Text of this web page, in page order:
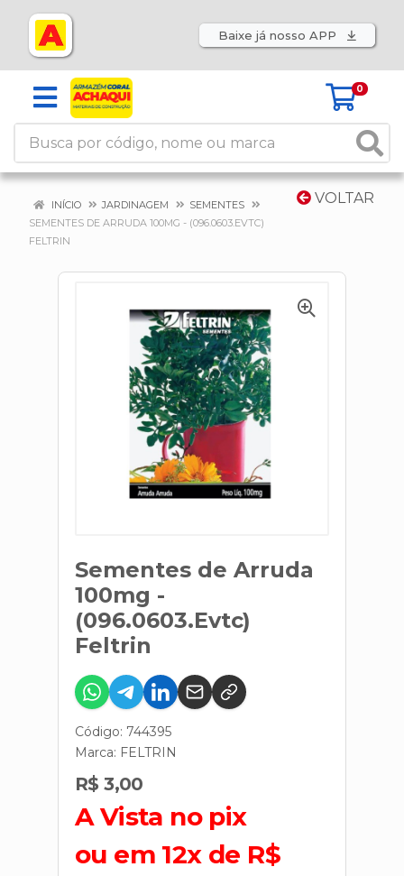
Baixe já nosso APP
0
VOLTAR
INÍCIO JARDINAGEM
SEMENTES
SEMENTES DE ARRUDA 100MG - (096.0603.EVTC)
FELTRIN
Sementes de Arruda
100mg -
(096.0603.Evtc)
Feltrin
Código: 744395
Marca: FELTRIN
R$ 3,00
A Vista no pix
ou em 12x de R$